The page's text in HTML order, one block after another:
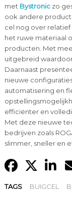
met Bystroniczo
ook andere
cel nog over
het ruwe materiaal
producten. Met
uitgebreid
Daarnaast
nieuwe
automatisering en
efficiënter en
Met deze nieuwe
bedrijven zoals
slimmer, sneller en
TAGS BUIGCEL